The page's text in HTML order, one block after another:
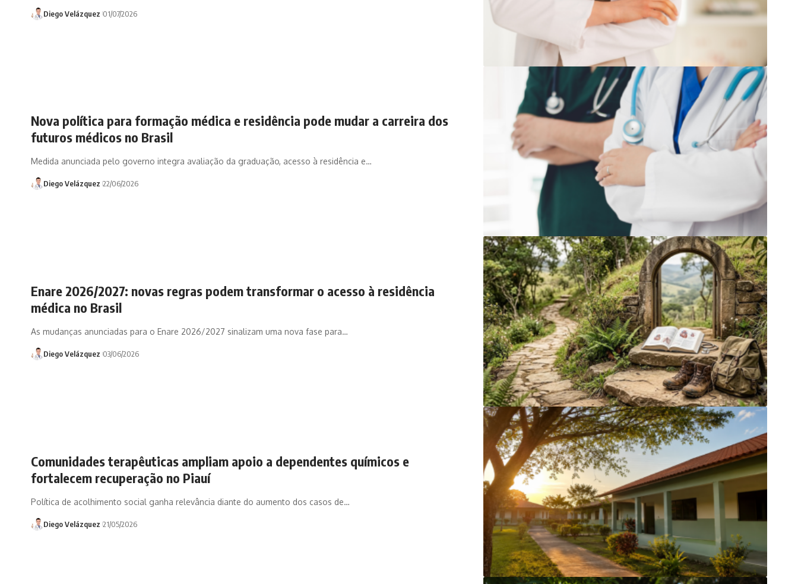
Diego Velázquez 01/07/2026
Nova política para formação médica e residência pode mudar a carreira dos
futuros médicos no Brasil
Medida anunciada pelo governo integra avaliação da graduação, acesso à residência e…
Diego Velázquez 22/06/2026
Enare 2026/2027: novas regras podem transformar o acesso à residência
médica no Brasil
As mudanças anunciadas para o Enare 2026/2027 sinalizam uma nova fase para…
Diego Velázquez 03/06/2026
Comunidades terapêuticas ampliam apoio a dependentes químicos e
fortalecem recuperação no Piauí
Política de acolhimento social ganha relevância diante do aumento dos casos de…
Diego Velázquez 21/05/2026